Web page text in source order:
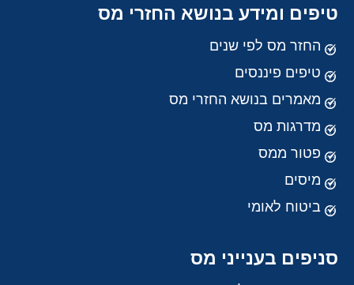
טיפים ומידע בנושא החזרי מס
החזר מס לפי שנים
טיפים פיננסים
מאמרים בנושא החזרי מס
מדרגות מס
פטור ממס
מיסים
ביטוח לאומי
סניפים בענייני מס